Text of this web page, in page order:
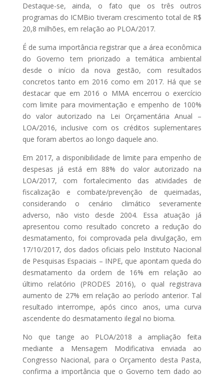
Destaque-se, ainda, o fato que os três outros
programas do ICMBio tiveram crescimento total de R$
20,8 milhões, em relação ao PLOA/2017.
É de suma importância registrar que a área econômica
do Governo tem priorizado a temática ambiental
desde o início da nova gestão, com resultados
concretos tanto em 2016 como em 2017. Há que se
destacar que em 2016 o MMA encerrou o exercício
com limite para movimentação e empenho de 100%
do valor autorizado na Lei Orçamentária Anual –
LOA/2016, inclusive com os créditos suplementares
que foram abertos ao longo daquele ano.
Em 2017, a disponibilidade de limite para empenho de
despesas já está em 88% do valor autorizado na
LOA/2017, com fortalecimento das atividades de
fiscalização e combate/prevenção de queimadas,
considerando o cenário climático severamente
adverso, não visto desde 2004. Essa atuação já
apresentou como resultado concreto a redução do
desmatamento, foi comprovada pela divulgação, em
17/10/2017, dos dados oficiais pelo Instituto Nacional
de Pesquisas Espaciais – INPE, que apontam queda do
desmatamento da ordem de 16% em relação ao
último relatório (PRODES 2016), o qual registrava
aumento de 27% em relação ao período anterior. Tal
resultado interrompe, após cinco anos, uma curva
ascendente do desmatamento ilegal no bioma.
No que tange ao PLOA/2018 a ampliação feita
mediante a Mensagem Modificativa enviada ao
Congresso Nacional, para o Orçamento desta Pasta,
confirma a importância que o Governo tem dado ao